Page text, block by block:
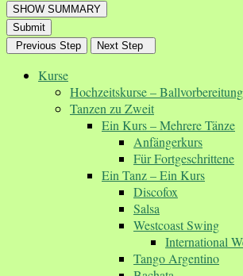
SHOW SUMMARY
Submit
Previous Step
Next Step
Kurse
Hochzeitskurse – Ballvorbereitung
Tanzen zu Zweit
Ein Kurs – Mehrere Tänze
Anfängerkurs
Für Fortgeschrittene
Ein Tanz – Ein Kurs
Discofox
Salsa
Westcoast Swing
International
Tango Argentino